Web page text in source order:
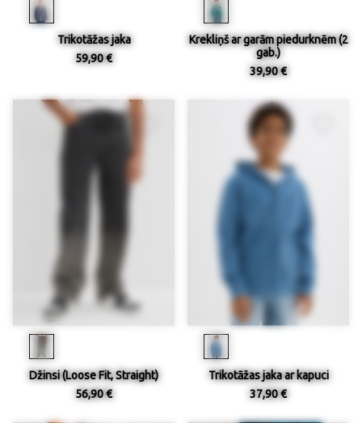
Trikotāžas jaka
59,90 €
Krekliņš ar garām piedurknēm (2
gab.)
39,90 €
Džinsi (Loose Fit, Straight)
56,90 €
Trikotāžas jaka ar kapuci
37,90 €